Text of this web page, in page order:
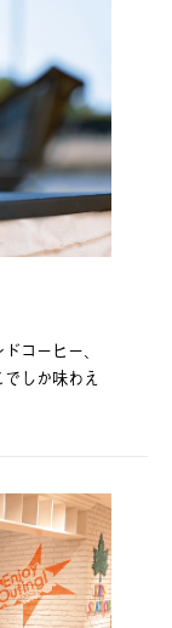
コーヒー、
しか味わえ